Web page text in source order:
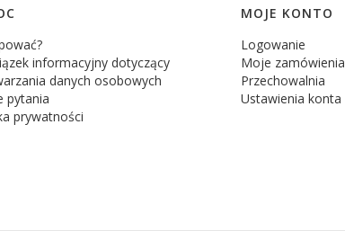
informacyjny dotyczący
danych osobowych
pytania
prywatności
MOJE KONTO
Logowanie
Moje zamówienia
Przechowalnia
Ustawienia konta